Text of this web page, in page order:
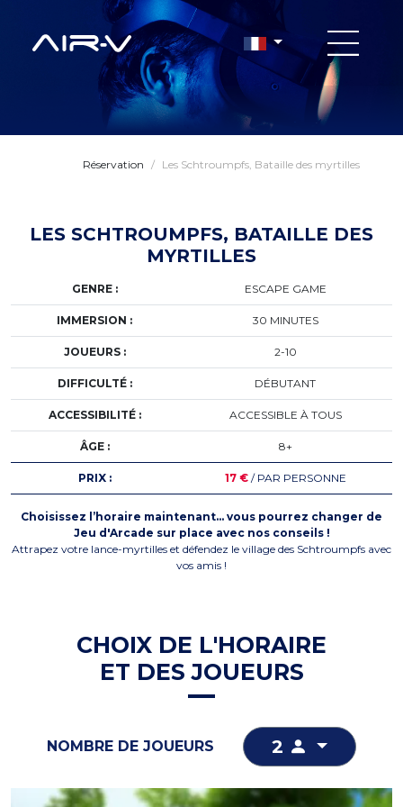
Réservation / Les Schtroumpfs, Bataille des myrtilles
LES SCHTROUMPFS, BATAILLE DES
MYRTILLES
GENRE : ESCAPE GAME
IMMERSION : 30 MINUTES
JOUEURS : 2-10
DIFFICULTÉ : DÉBUTANT
ACCESSIBILITÉ : ACCESSIBLE À TOUS
ÂGE : 8+
PRIX : 17 €/ PAR PERSONNE
Choisissez l’horaire maintenant… vous pourrez changer de
Jeu d'Arcade sur place avec nos conseils !
Attrapez votre lance-myrtilles et défendez le village des Schtroumpfs avec
vos amis !
CHOIX DE L'HORAIRE
ET DES JOUEURS
NOMBRE DE JOUEURS 2